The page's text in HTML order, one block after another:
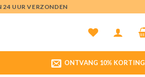
UUR VERZONDEN
ONTVANG 10% KORTING